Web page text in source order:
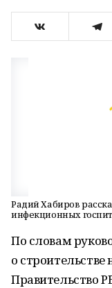
Радий Хабиров
инфекционных
По словам
о
Правительство